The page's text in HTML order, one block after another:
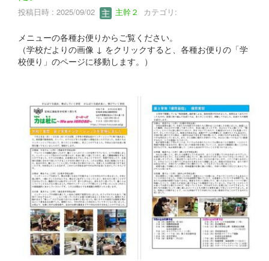
投稿日時 : 2025/09/02 主幹２ カテゴリ:
メニューの各種お便りからご覧ください。
（学校だよりの画像 ↓ をクリックすると、各種お便りの「学
校便り」のページに移動します。）